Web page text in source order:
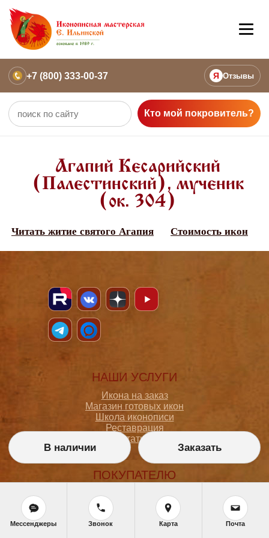
+7 (800) 333-00-37 Я Отзывы
Кто мой покровитель?
Агапий Кесарийский
(Палестинский), мученик
(ок. 304)
Читать житие святого Агапия Стоимость икон
НАШИ УСЛУГИ
Икона на заказ
Магазин готовых икон
Школа иконописи
Реставрация
Статьи
ПОКУПАТЕЛЮ
Как сделать заказ
Доставка и оплата
Политика конфиденциальности
В наличии Заказать
Мессенджеры Звонок Карта Почта